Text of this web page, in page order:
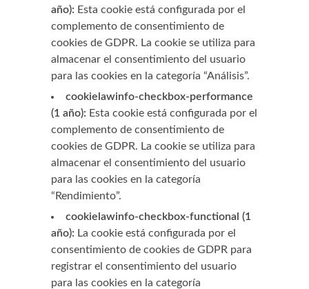
año): Esta cookie está configurada por el
complemento de consentimiento de
cookies de GDPR. La cookie se utiliza para
almacenar el consentimiento del usuario
para las cookies en la categoría “Análisis”.
cookielawinfo-checkbox-performance
(1 año): Esta cookie está configurada por el
complemento de consentimiento de
cookies de GDPR. La cookie se utiliza para
almacenar el consentimiento del usuario
para las cookies en la categoría
“Rendimiento”.
cookielawinfo-checkbox-functional (1
año): La cookie está configurada por el
consentimiento de cookies de GDPR para
registrar el consentimiento del usuario
para las cookies en la categoría